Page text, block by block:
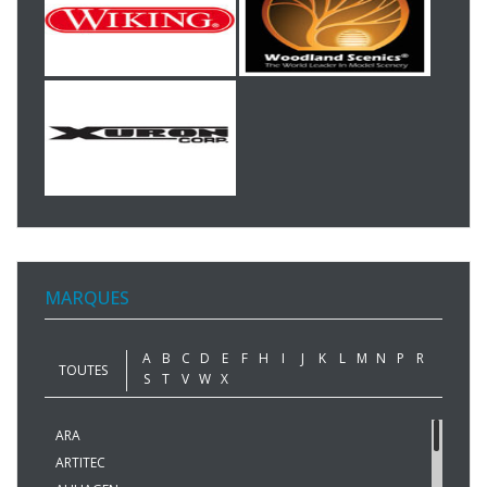
MARQUES
TOUTES
A B C D E F H I J K L M N P
R
S
T V W X
ARA
ARTITEC